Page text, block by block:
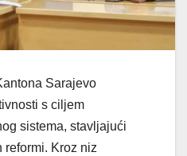
Sarajevo
s ciljem
sistema, stavljajući
reformi. Kroz niz